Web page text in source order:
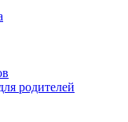
родителей